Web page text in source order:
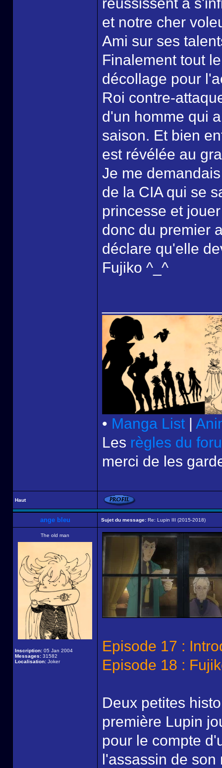
et notre cher
Ami sur ses
Finalement tout
décollage pour
Roi contre-
d'un homme qui
saison. Et bien
est révélée au
Je me
de la CIA qui se
princesse et
donc du premier
déclare qu'elle
Fujiko ^_^
• Manga List |
Les règles du
merci de les
Haut
ange bleu Sujet du message: Re: Lupin III (2015-2018)
The old man
Inscription: 05 Jan 2004
Messages: 31582
Localisation: Joker
Episode 17 :
Episode 18 :
Deux petites
première Lupin
pour le compte
l'assassin de son